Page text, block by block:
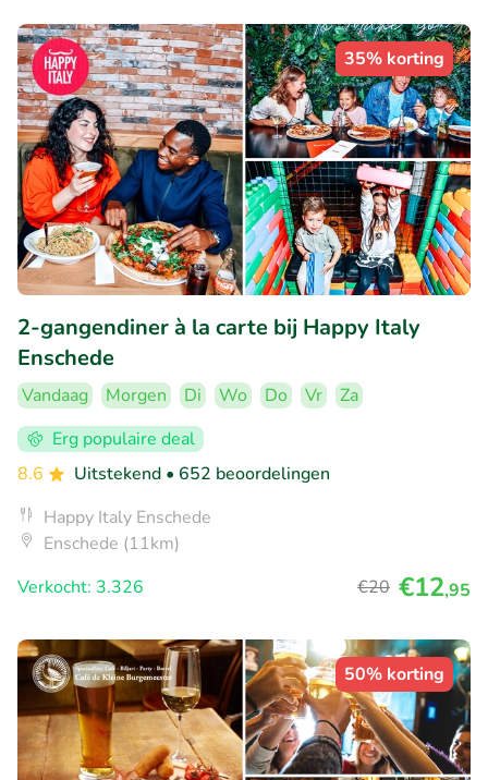
35% korting
2-gangendiner à la carte bij Happy Italy
Enschede
Vandaag Morgen Di Wo Do Vr
Za
Erg populaire deal
8.6
Uitstekend • 652 beoordelingen
Happy Italy Enschede
Enschede (11km)
Verkocht: 3.326
€20 €12,95
50% korting